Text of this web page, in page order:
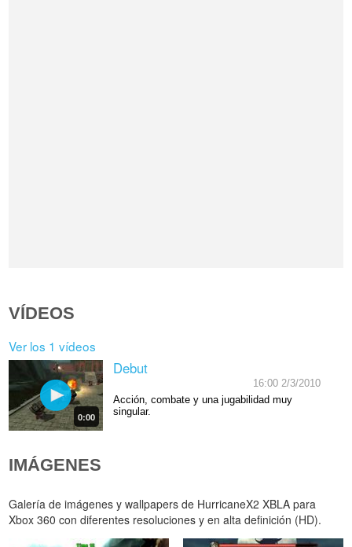
VÍDEOS
Ver los 1 vídeos
0:00
Debut
16:00 2/3/2010
Acción, combate y una jugabilidad muy
singular.
IMÁGENES
Galería de imágenes y wallpapers de HurricaneX2 XBLA para
Xbox 360 con diferentes resoluciones y en alta definición (HD).